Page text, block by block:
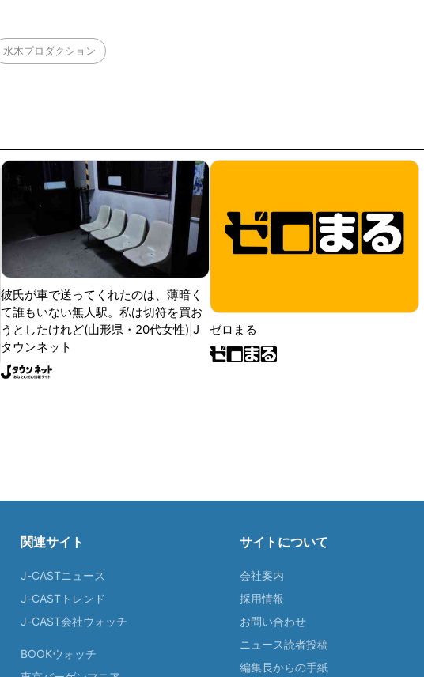
水木プロダクション
彼氏が車で送ってくれたのは、薄暗く
て誰もいない無人駅。私は切符を買お
うとしたけれど(山形県・20代女性)|J
タウンネット
ゼロまる
関連サイト
J-CASTニュース
J-CASTトレンド
J-CAST会社ウォッチ
BOOKウォッチ
サイトについて
会社案内
採用情報
お問い合わせ
ニュース読者投稿
編集長からの手紙